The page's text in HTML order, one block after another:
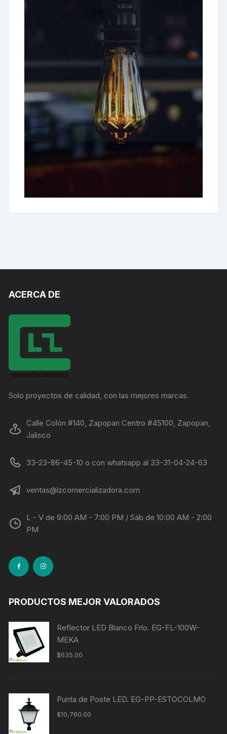
ACERCA DE
Solo proyectos de calidad, con las mejores marcas.
Calle Colón #140, Zapopan Centro #45100, Zapopan,
Jalisco
33-23-86-45-10 o con whatsapp al 33-31-04-24-63
ventas@lzcomercializadora.com
L - V de 9:00 AM - 7:00 PM / Sáb de 10:00 AM - 2:00
PM
PRODUCTOS MEJOR VALORADOS
Reflector LED Blanco Frío. EG-FL-100W-
MEKA
$635.00
Punta de Poste LED. EG-PP-ESTOCOLMO
$10,760.00